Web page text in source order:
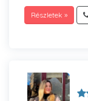
Részletek »